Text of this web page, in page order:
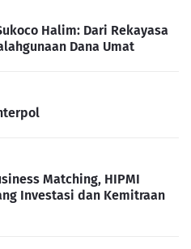
Halim: Dari Rekayasa
Dana Umat
Matching, HIPMI
Investasi dan Kemitraan